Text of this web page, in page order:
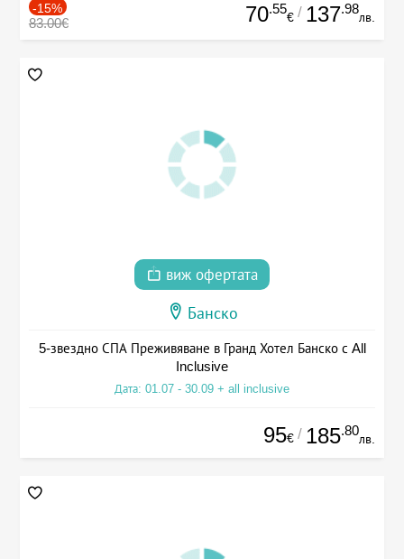
-15%
83.00€ 70.55
€ / 137.98
лв.
виж офертата
Банско
5-звездно СПА Преживяване в Гранд Хотел Банско с All
Inclusive
Дата: 01.07 - 30.09 + all inclusive
95€ / 185.80
лв.